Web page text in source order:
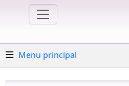
Menu principal